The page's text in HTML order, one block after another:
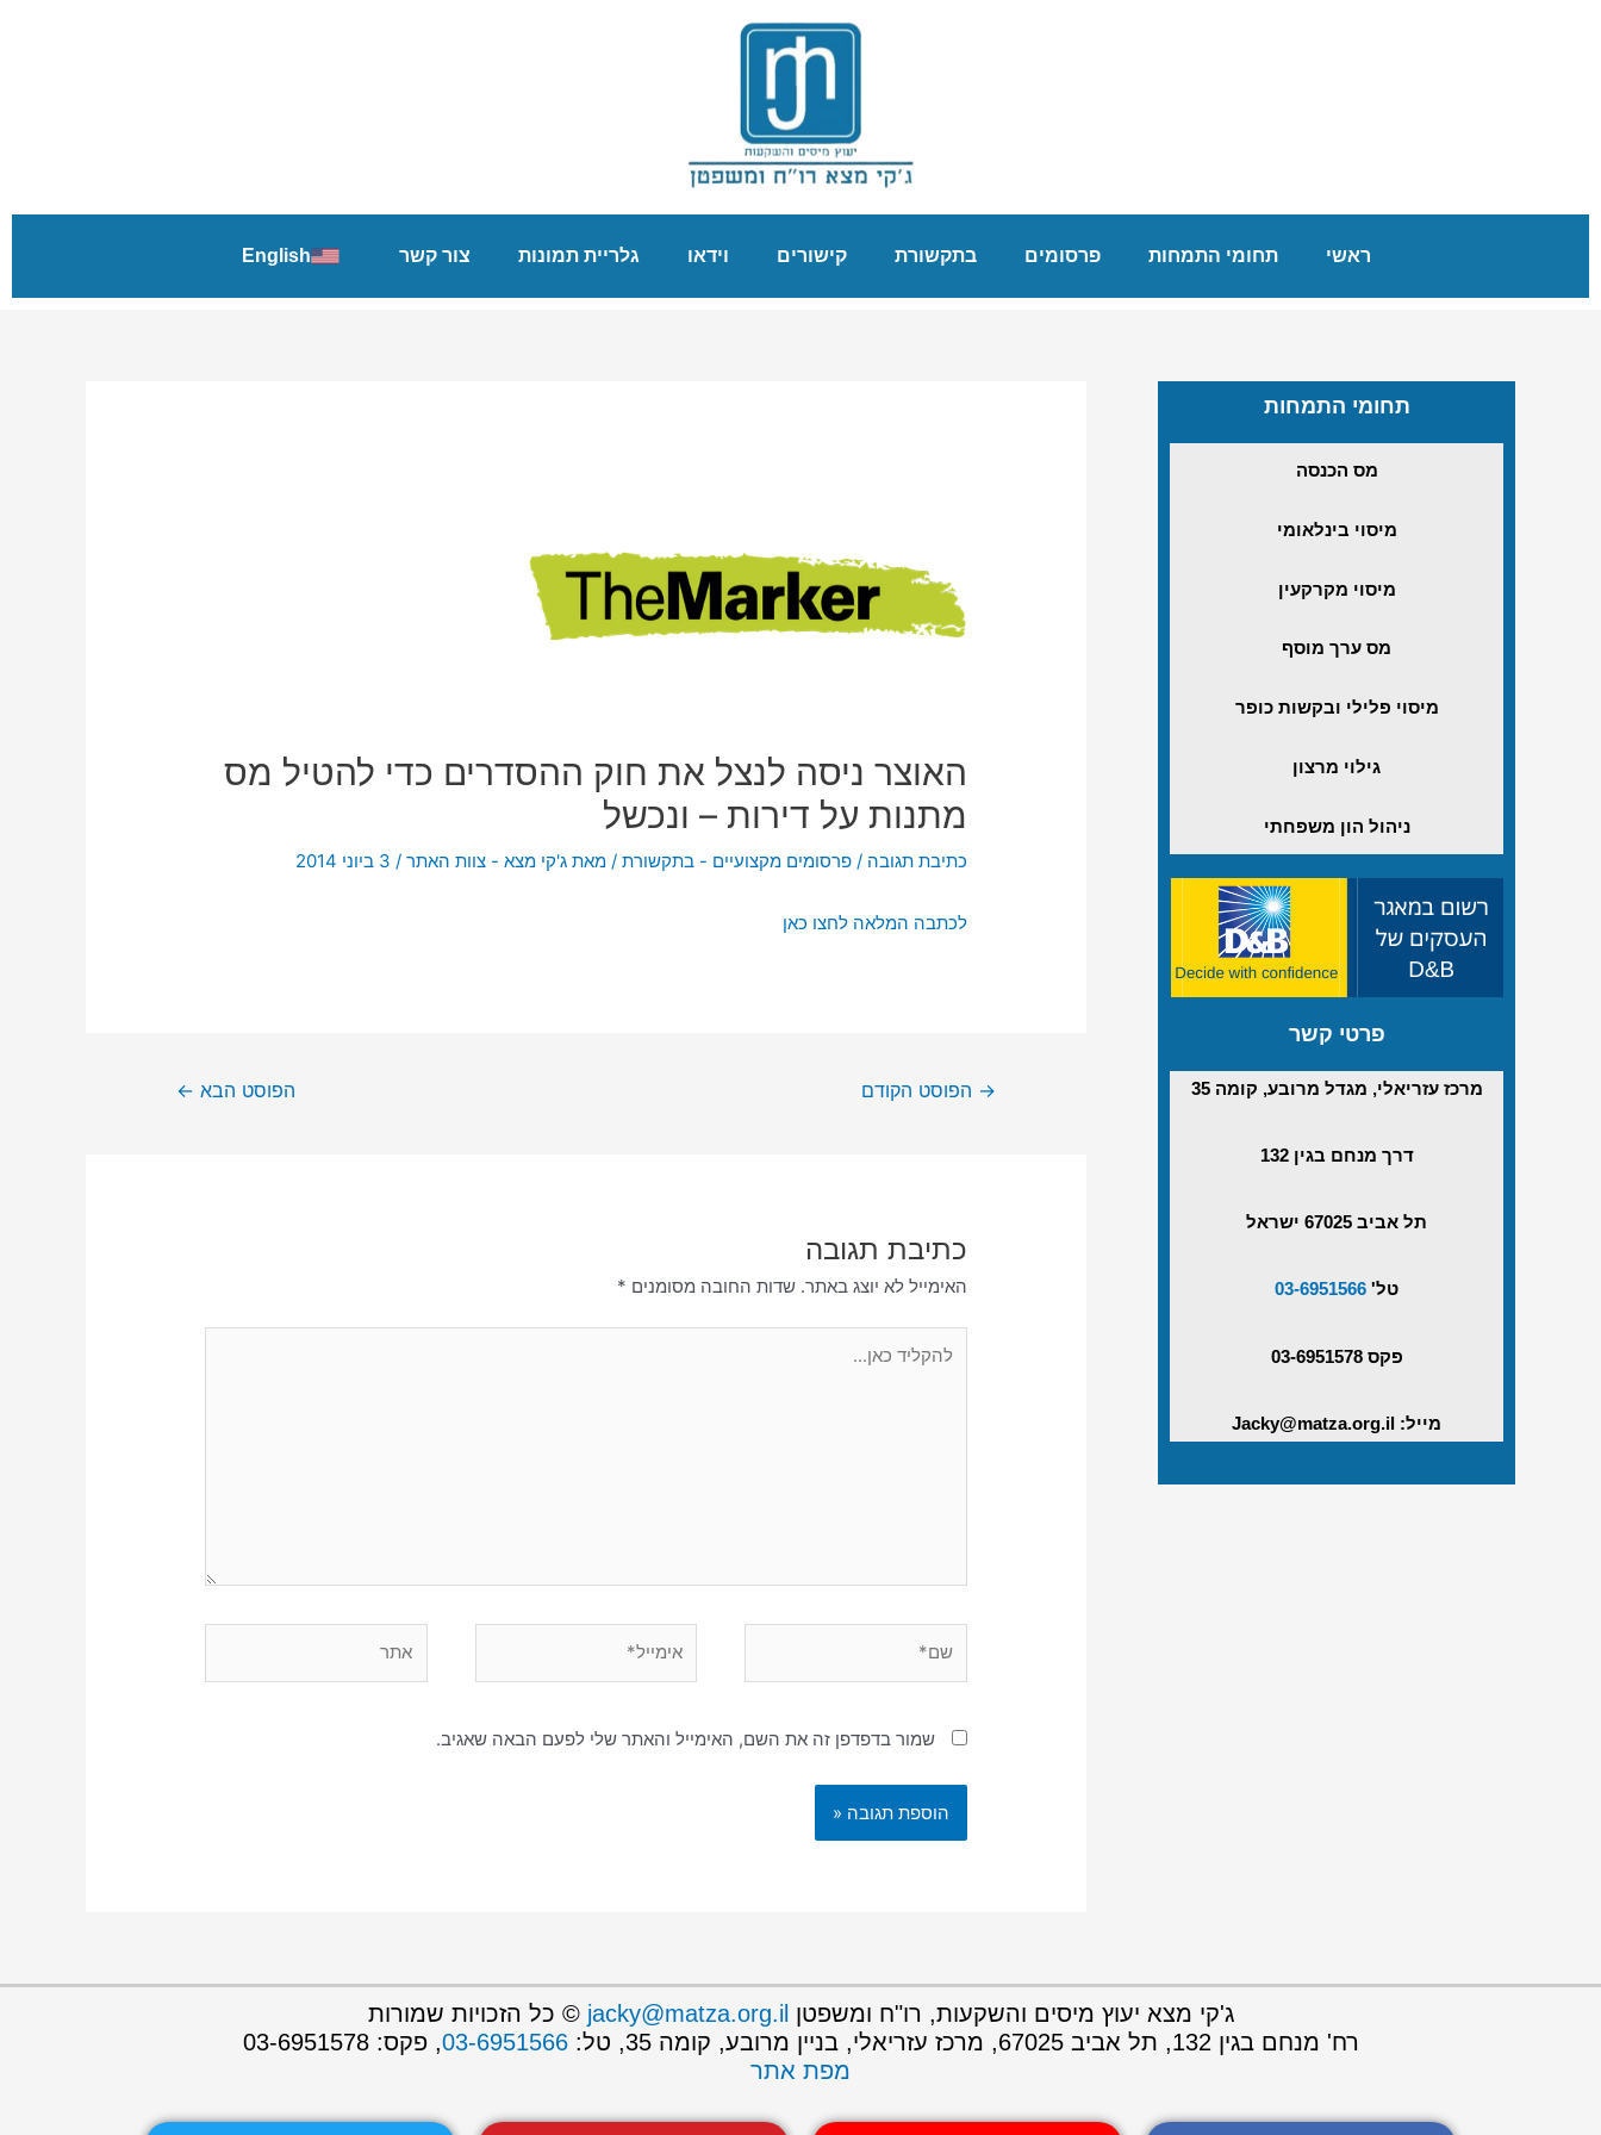
ראשי תחומי התמחות פרסומים בתקשורת קישורים וידאו גלריית תמונות צור קשר English
תחומי התמחות
מס הכנסה
מיסוי בינלאומי
מיסוי מקרקעין
מס ערך מוסף
מיסוי פלילי ובקשות כופר
גילוי מרצון
ניהול הון משפחתי
פרטי קשר
מרכז עזריאלי, מגדל מרובע, קומה 35
דרך מנחם בגין 132
תל אביב 67025 ישראל
טל' 03-6951566
פקס 03-6951578
מייל: Jacky@matza.org.il
האוצר ניסה לנצל את חוק ההסדרים כדי להטיל מס
מתנות על דירות – ונכשל
כתיבת תגובה /פרסומים מקצועיים - בתקשורת / מאתג'קי מצא - צוות האתר / 3 ביוני 2014
לכתבה המלאה לחצו כאן
→ הפוסט הקודם הפוסט הבא ←
כתיבת תגובה
האימייל לא יוצג באתר. שדות החובה מסומנים *
שמור בדפדפן זה את השם, האימייל והאתר שלי לפעם הבאה שאגיב.
ג'קי מצא יעוץ מיסים והשקעות, רו"ח ומשפטן jacky@matza.org.il © כל הזכויות שמורות
רח' מנחם בגין 132, תל אביב 67025, מרכז עזריאלי, בניין מרובע, קומה 35, טל:
03-6951566, פקס: 03-6951578
מפת אתר